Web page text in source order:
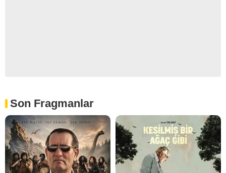
Son Fragmanlar